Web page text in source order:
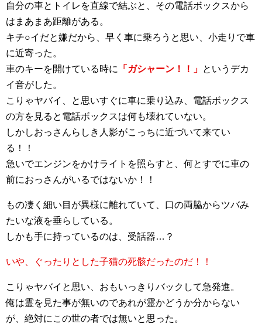
自分の車とトイレを直線で結ぶと、その電話ボックスから
はまあまあ距離がある。
キチ○イだと嫌だから、早く車に乗ろうと思い、小走りで車
に近寄った。
車のキーを開けている時に
「ガシャーン！！」 というデカ
イ音がした。
こりゃヤバイ、と思いすぐに車に乗り込み、電話ボックス
の方を見ると電話ボックスは何も壊れていない。
しかしおっさんらしき人影がこっちに近づいて来てい
る！！
急いでエンジンをかけライトを照らすと、何とすでに車の
前におっさんがいるではないか！！
もの凄く細い目が異様に離れていて、口の両脇からツバみ
たいな液を垂らしている。
しかも手に持っているのは、受話器…？
いや、ぐったりとした子猫の死骸だったのだ！！
こりゃヤバイと思い、おもいっきりバックして急発進。
俺は霊を見た事が無いのであれが霊かどうか分からない
が、絶対にこの世の者では無いと思った。